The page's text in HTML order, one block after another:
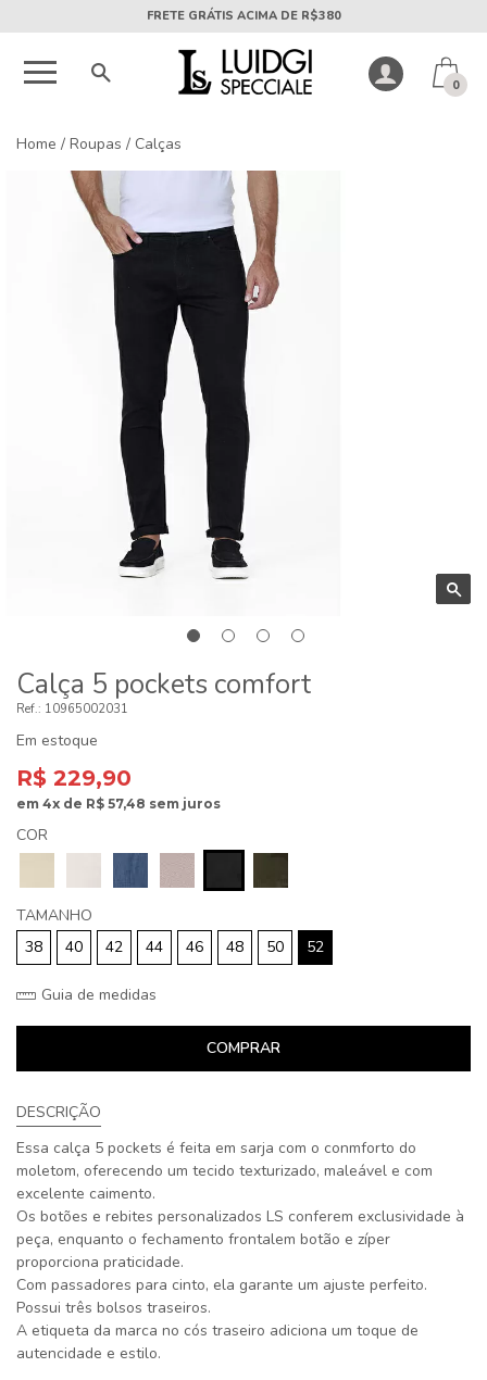
5X SEM JUROS PARCELA MÍNIMA DE R$50
0
Home / Roupas / Calças
Calça 5 pockets comfort
10965002031
Em estoque
R$ 229,90
em 4x de R$ 57,48 sem juros
COR
TAMANHO
38
40 42 44 46 48 50 52
Guia de medidas
COMPRAR
DESCRIÇÃO
Essa calça 5 pockets é feita em sarja com o conmforto do
moletom, oferecendo um tecido texturizado, maleável e com
excelente caimento.
Os botões e rebites personalizados LS conferem exclusividade à
peça, enquanto o fechamento frontalem botão e zíper
proporciona praticidade.
Com passadores para cinto, ela garante um ajuste perfeito.
Possui três bolsos traseiros.
A etiqueta da marca no cós traseiro adiciona um toque de
autencidade e estilo.